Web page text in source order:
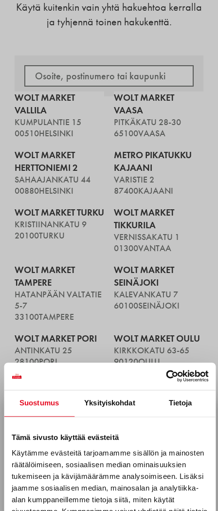
Suostumus Yksityiskohdat Tietoja
Tämä sivusto käyttää evästeitä
Käytämme evästeitä tarjoamamme sisällön ja mainosten
räätälöimiseen, sosiaalisen median ominaisuuksien
tukemiseen ja kävijämäärämme analysoimiseen. Lisäksi
jaamme sosiaalisen median, mainosalan ja analytiikka-
alan kumppaneillemme tietoja siitä, miten käytät
Käytä kuitenkin vain yhtä hakuehtoa kerralla
ja tyhjennä toinen hakukenttä.
WOLT MARKET
VALLILA
KUMPULANTIE 15
00510HELSINKI
WOLT MARKET
VAASA
PITKÄKATU 28-30
65100VAASA
WOLT MARKET
HERTTONIEMI 2
SAHAAJANKATU 44
00880HELSINKI
METRO PIKATUKKU
KAJAANI
VARISTIE 2
87400KAJAANI
WOLT MARKET TURKU
KRISTIINANKATU 9
20100TURKU
WOLT MARKET
TIKKURILA
VERNISSAKATU 1
01300VANTAA
WOLT MARKET
TAMPERE
HATANPÄÄN VALTATIE
5-7
33100TAMPERE
WOLT MARKET
SEINÄJOKI
KALEVANKATU 7
60100SEINÄJOKI
WOLT MARKET PORI
ANTINKATU 25
28100PORI
WOLT MARKET OULU
KIRKKOKATU 63-65
90120OULU
Tilaa uutiskirjeemme
Puhelinnumero